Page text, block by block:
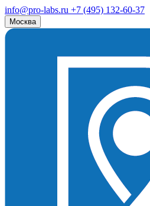
info@pro-labs.ru +7 (495) 132-60-37
Москва